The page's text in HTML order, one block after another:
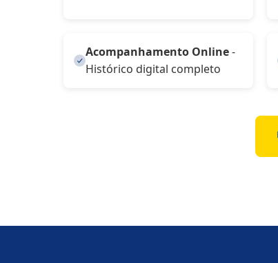
Acompanhamento Online-
Histórico digital completo